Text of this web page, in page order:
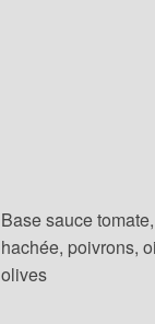
Base sauce
hachée, poivrons,
olives